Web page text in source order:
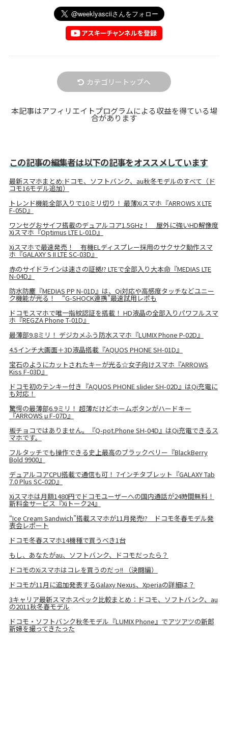
カテゴリートップへ
本記事はアフィリエイトプログラムによる収益を得ている場
合があります
この記事の編集者は以下の記事をオススメしています
最新スマホまとめ:ドコモ、ソフトバンク、au秋冬モデルのすべて（ド
コモ16モデル追加）
トレンド機能全部入りで10ミリ切り！ 最薄Xiスマホ『ARROWS X LTE
F-05D』
ワンセグおサイフ搭載のデュアルコア1.5GHz！ 屋外に強いHD解像度
Xiスマホ『Optimus LTE L-01D』
Xiスマホで最速発売！ 有機ELディスプレー採用のサクサク動作スマ
ホ『GALAXY S II LTE SC-03D』
赤のサイドラインは速さの証拠!? LTEで全部入り大本命『MEDIAS LTE
N-04D』
防水防塵『MEDIAS PP N-01D』は、Qi対応や高感度タッチなどユニー
ク機能が光る！ “G-SHOCK連携”最速試用レポも
ドコモスマホで唯一指紋認証を搭載！ HD液晶の全部入りパワフルスマ
ホ『REGZA Phone T-01D』
最薄部9.8ミリ！ デジカメふう防水スマホ『LUMIX Phone P-02D』
4.5インチ大画面＋3D液晶搭載『AQUOS PHONE SH-01D』
宝石のようにカットされたキーが光る☆女子向けスマホ『ARROWS
Kiss F-03D』
ドコモ初のテンキー付き『AQUOS PHONE slider SH-02D』はQi充電に
も対応！
驚愕の最薄部6.9ミリ！ 超薄だけどホームボタンがハードキー
『ARROWS μ F-07D』
板チョコではありません。『Q-pot.Phone SH-04D』はQi充電できるス
マホです。
フルタッチでも操作できる史上最高のブラックベリー『BlackBerry
Bold 9900』
デュアルコアCPU搭載で通信も可！ 7インチタブレット『GALAXY Tab
7.0 Plus SC-02D』
Xiスマホは月額1480円でドコモユーザーへの国内通話が24時間無料！
新料金サービス『Xiトーク24』
“Ice Cream Sandwich”搭載スマホが11月発売!? ドコモ冬春モデル発
表会レポート
ドコモ冬春スマホ14機種で買うべき1台
もし、あなたがau、ソフトバンク、ドコモだったら？
ドコモのXiスマホはコレを買うのだっ!! （決闘編）
ドコモが11月に追加発表するGalaxy Nexus、Xperiaの詳細は？
3キャリア最新スマホスペック比較まとめ：ドコモ、ソフトバンク、au
の2011秋冬春モデル
ドコモ・ソフトバンク秋冬モデル『LUMIX Phone』でアツアツの新郎
新婦を撮ってきたった